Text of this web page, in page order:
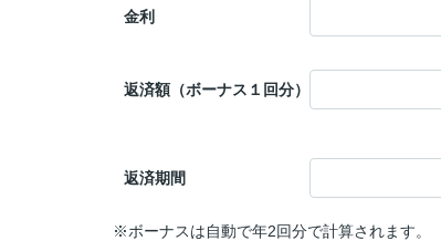
金利
返済額（ボーナス１回分）
返済期間
※ボーナスは自動で年2回分で計算されます。